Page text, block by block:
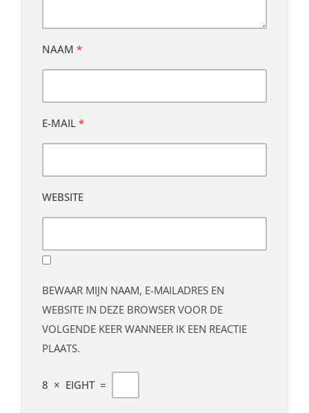
NAAM *
E-MAIL *
WEBSITE
BEWAAR MIJN NAAM, E-MAILADRES EN
WEBSITE IN DEZE BROWSER VOOR DE
VOLGENDE KEER WANNEER IK EEN REACTIE
PLAATS.
8 × EIGHT =